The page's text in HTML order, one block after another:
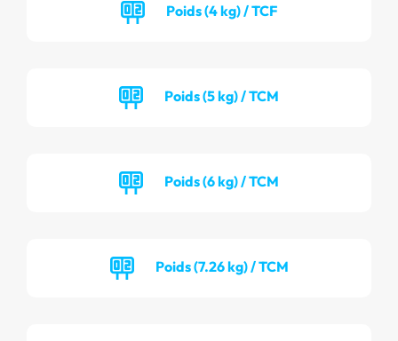
Poids (4 kg) / TCF
Poids (5 kg) / TCM
Poids (6 kg) / TCM
Poids (7.26 kg) / TCM